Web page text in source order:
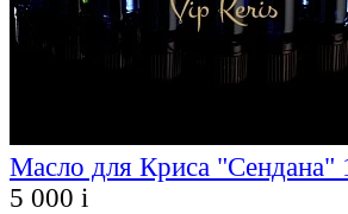
Масло для Криса "Сендана"
5 000 i